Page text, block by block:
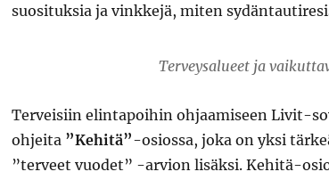
suosituksia ja vinkkejä, miten
Terveysalueet ja
Terveisiin elintapoihin ohjaamiseen Livit-
ohjeita ”Kehitä”-osiossa, joka on yksi
”terveet vuodet” -arvion lisäksi. Kehitä-